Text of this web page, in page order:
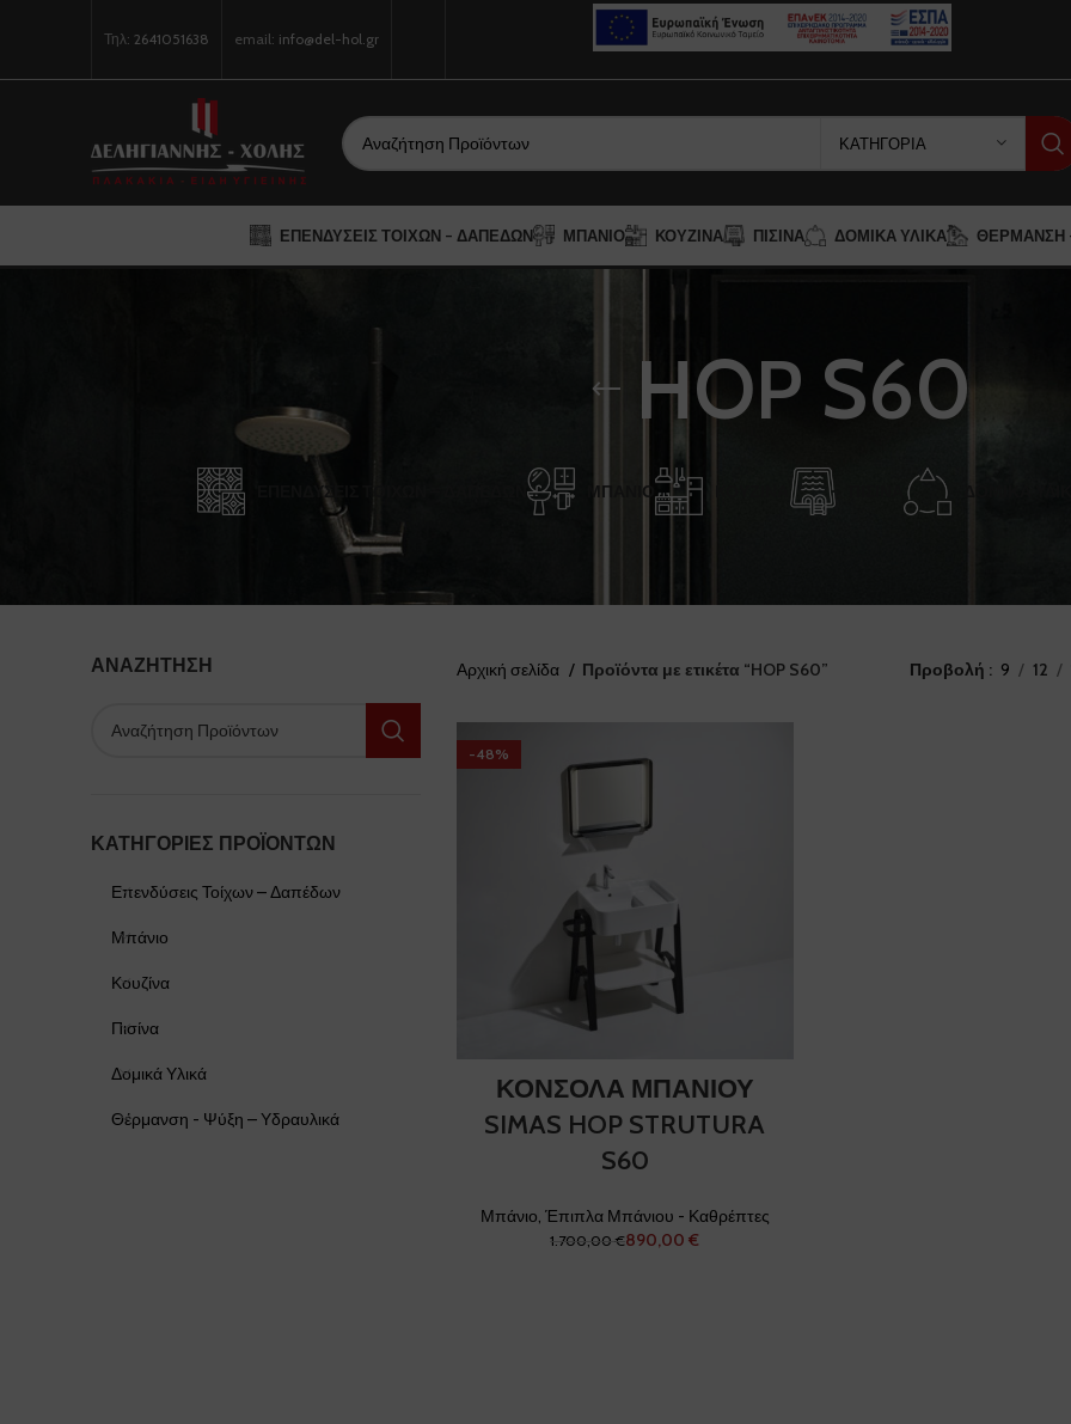
Τηλ: 2641051638 email: info@del-hol.gr
ΚΑΤΗΓΟΡΊΑ
ΕΠΕΝΔΎΣΕΙΣ ΤΟΊΧΩΝ – ΔΑΠΈΔΩΝ ΜΠΆΝΙΟ ΚΟΥΖΊΝΑ ΠΙΣΊΝΑ ΔΟΜΙΚΆ ΥΛΙΚΆ ΘΈΡΜΑΝΣΗ
HOP S60
ΕΠΕΝΔΎΣΕΙΣ ΤΟΊΧΩΝ – ΔΑΠΈΔΩΝ ΜΠΆΝΙΟ
ΑΝΑΖΉΤΗΣΗ
ΚΑΤΗΓΟΡΊΕΣ ΠΡΟΪΌΝΤΩΝ
Επενδύσεις Τοίχων – Δαπέδων
Μπάνιο
Κουζίνα
Πισίνα
Δομικά Υλικά
Θέρμανση - Ψύξη – Υδραυλικά
Αρχική σελίδα Προϊόντα με ετικέτα “HOP S60” Προβολή 9 12
-48%
ΚΟΝΣΟΛΑ ΜΠΑΝΙΟΥ
SIMAS HOP STRUTURA
S60
Μπάνιο, Έπιπλα Μπάνιου - Καθρέπτες
1.700,00€890,00€